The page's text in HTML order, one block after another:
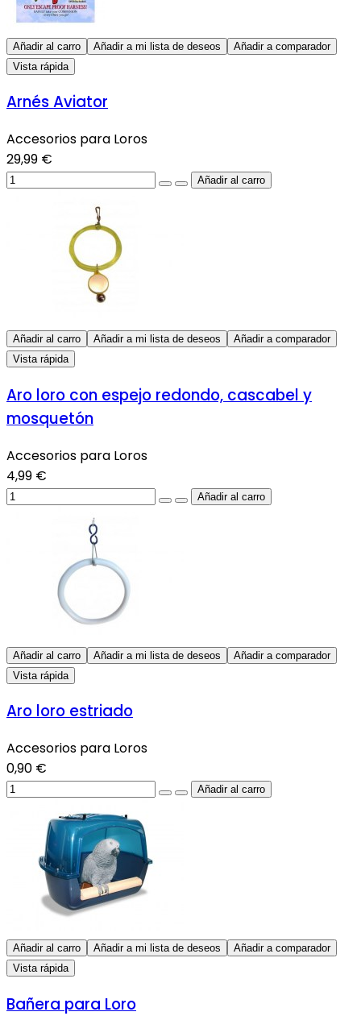
Añadir al carro Añadir a mi lista de deseos
Añadir a comparador
Vista rápida
Arnés Aviator
Accesorios para Loros
29,99 €
Añadir al carro Añadir a mi lista de deseos
Añadir a comparador
Vista rápida
Aro loro con espejo redondo, cascabel y
mosquetón
Accesorios para Loros
4,99 €
Añadir al carro Añadir a mi lista de deseos
Añadir a comparador
Vista rápida
Aro loro estriado
Accesorios para Loros
0,90 €
Añadir al carro Añadir a mi lista de deseos
Añadir a comparador
Vista rápida
Bañera para Loro